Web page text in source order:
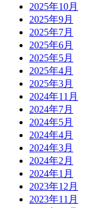
2025年10月
2025年9月
2025年7月
2025年6月
2025年5月
2025年4月
2025年3月
2024年11月
2024年7月
2024年5月
2024年4月
2024年3月
2024年2月
2024年1月
2023年12月
2023年11月